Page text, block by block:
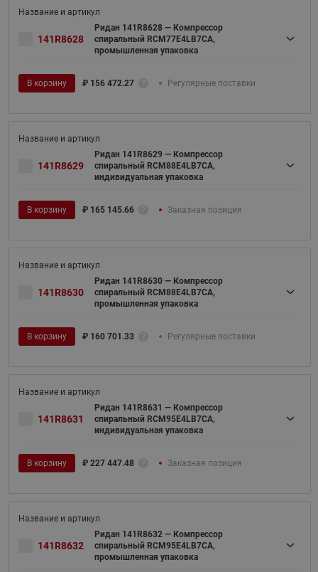
141R8628
Ридан 141R8628 — Компрессор
спиральный RCM77E4LB7CA,
промышленная упаковка
В корзину ₽ 156 472.27 Регулярные поставки
141R8629
Ридан 141R8629 — Компрессор
спиральный RCM88E4LB7CA,
индивидуальная упаковка
В корзину ₽ 165 145.66 Заказная позиция
141R8630
Ридан 141R8630 — Компрессор
спиральный RCM88E4LB7CA,
промышленная упаковка
В корзину ₽ 160 701.33 Регулярные поставки
141R8631
Ридан 141R8631 — Компрессор
спиральный RCM95E4LB7CA,
индивидуальная упаковка
В корзину ₽ 227 447.48 Заказная позиция
141R8632
Ридан 141R8632 — Компрессор
спиральный RCM95E4LB7CA,
промышленная упаковка